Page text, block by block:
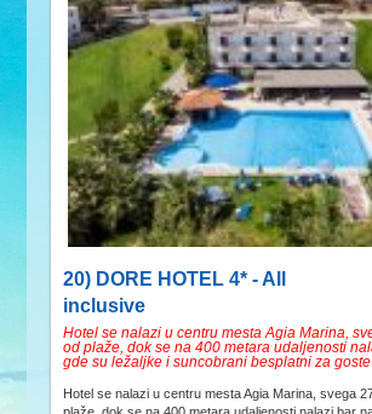
20) DORE HOTEL 4* - All
inclusive
Hotel se nalazi u centru mesta Agia Marina,
od plaže, dok se na 400 metara udaljenosti
gde su ležaljke i suncobrani besplatni za
Hotel se nalazi u centru mesta Agia Marina, svega